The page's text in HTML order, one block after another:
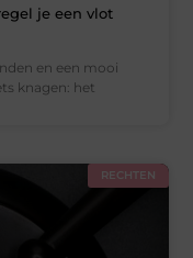
je een vlot
en een mooi
knagen: het
RECHTEN